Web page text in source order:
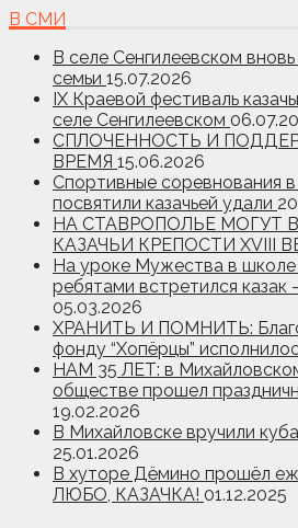
В СМИ
В селе Сенгилеевском вновь
семьи 15.07.2026
IX Краевой фестиваль
селе Сенгилеевском
СПЛОЧЕННОСТЬ И
ВРЕМЯ 15.06.2026
Спортивные соревнования
посвятили казачьей удали
НА СТАВРОПОЛЬЕ МОГУТ
КАЗАЧЬИ КРЕПОСТИ XVIII
На уроке Мужества в школе
ребятами встретился казак
05.03.2026
ХРАНИТЬ И ПОМНИТЬ:
фонду “Хопёрцы”
НАМ 35 ЛЕТ: в
обществе прошел
19.02.2026
В Михайловске вручили
25.01.2026
В хуторе Дёмино прошёл
ЛЮБО, КАЗАЧКА! 01.12.2025